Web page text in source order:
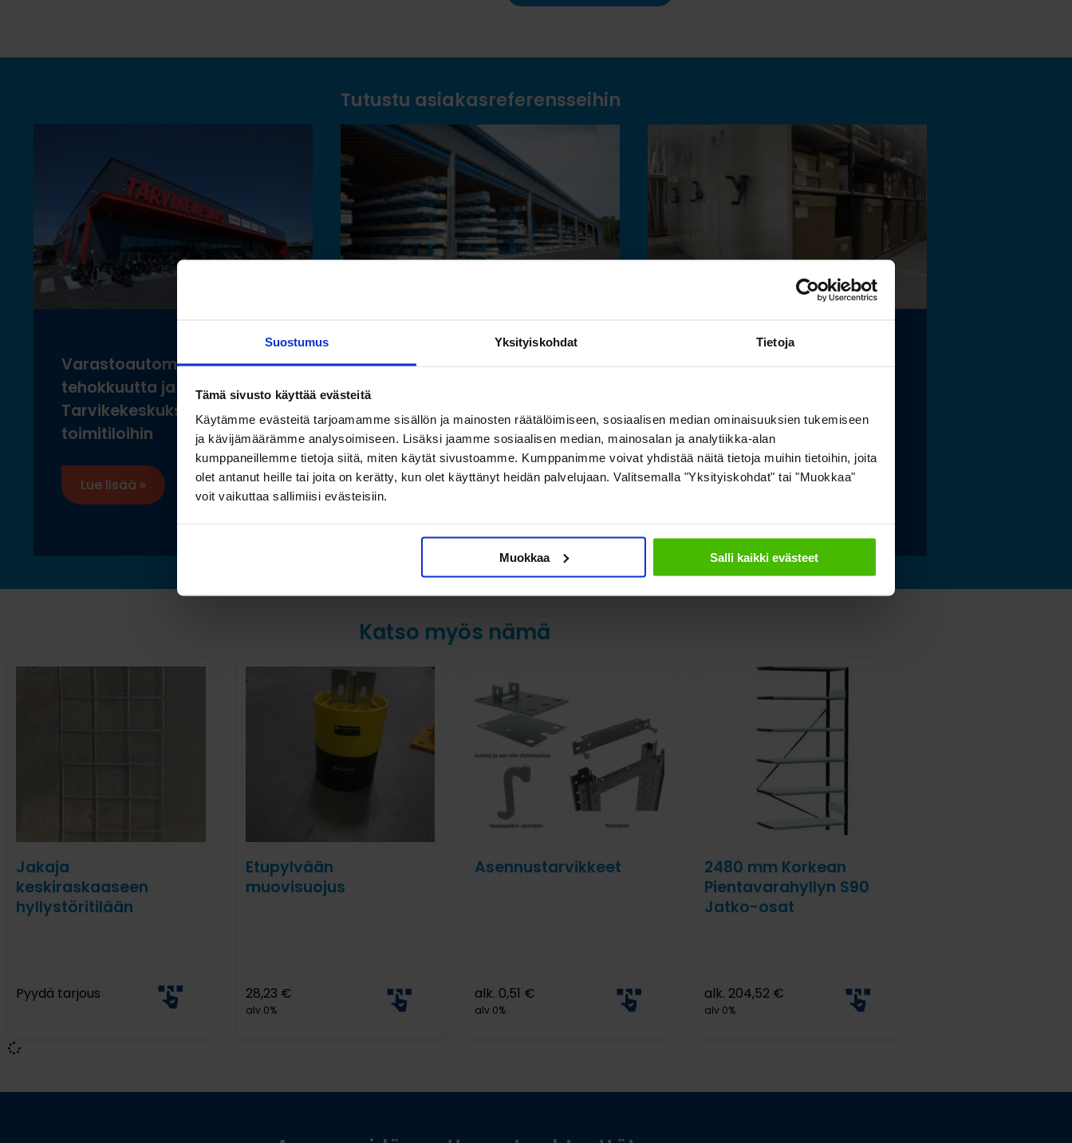
Suostumus Yksityiskohdat Tietoja
Tämä sivusto käyttää evästeitä
Käytämme evästeitä tarjoamamme sisällön ja mainosten räätälöimiseen, sosiaalisen median ominaisuuksien tukemiseen
ja kävijämäärämme analysoimiseen. Lisäksi jaamme sosiaalisen median, mainosalan ja analytiikka-alan
kumppaneillemme tietoja siitä, miten käytät sivustoamme. Kumppanimme voivat yhdistää näitä tietoja muihin tietoihin, joita
olet antanut heille tai joita on kerätty, kun olet käyttänyt heidän palvelujaan. Valitsemalla "Yksityiskohdat" tai "Muokkaa"
voit vaikuttaa sallimiisi evästeisiin.
Muokkaa Salli kaikki evästeet
Tutustu asiakasreferensseihin
Varastoautomaatilla
tehokkuutta ja ergonomiaa
Tarvikekeskuksen uusiin
toimitiloihin
Lue lisää »
Toimivat säilytysratkaisut
pitkälle tavaralle Hartman
Raudan toiminnan
laajentuessa
Lue lisää »
esineistölle sopivat
ilmastoidut ja kestävät
säilytysratkaisut
Katso myös nämä
Jakaja
keskiraskaaseen
hyllystöritilään
Pyydä tarjous
Etupylvään
muovisuojus
28,23 €
alv 0%
Asennustarvikkeet
alk. 0,51 €
alv 0%
2480 mm Korkean
Pientavarahyllyn S90
Jatko-osat
alk. 204,52 €
alv 0%